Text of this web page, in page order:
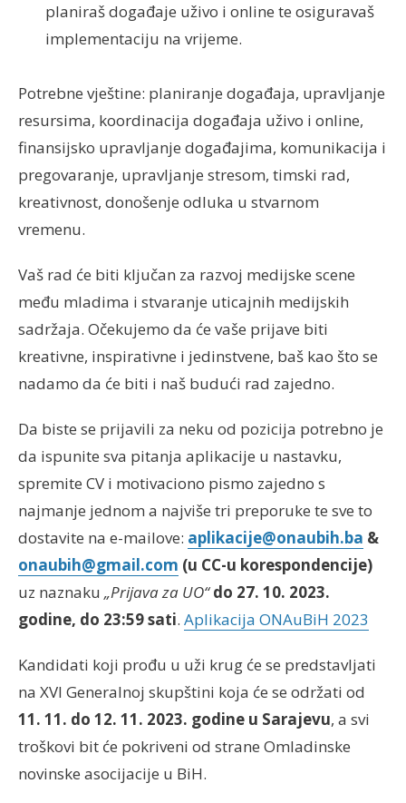
planiraš događaje uživo i online te osiguravaš
implementaciju na vrijeme.
Potrebne vještine: planiranje događaja, upravljanje
resursima, koordinacija događaja uživo i online,
finansijsko upravljanje događajima, komunikacija i
pregovaranje, upravljanje stresom, timski rad,
kreativnost, donošenje odluka u stvarnom
vremenu.
Vaš rad će biti ključan za razvoj medijske scene
među mladima i stvaranje uticajnih medijskih
sadržaja. Očekujemo da će vaše prijave biti
kreativne, inspirativne i jedinstvene, baš kao što se
nadamo da će biti i naš budući rad zajedno.
Da biste se prijavili za neku od pozicija potrebno je
da ispunite sva pitanja aplikacije u nastavku,
spremite CV i motivaciono pismo zajedno s
najmanje jednom a najviše tri preporuke te sve to
dostavite na e-mailove: aplikacije@onaubih.ba &
onaubih@gmail.com (u CC-u korespondencije)
uz naznaku „Prijava za UO“ do 27. 10. 2023.
godine, do 23:59 sati. Aplikacija ONAuBiH 2023
Kandidati koji prođu u uži krug će se predstavljati
na XVI Generalnoj skupštini koja će se održati od
11. 11. do 12. 11. 2023. godine u Sarajevu, a svi
troškovi bit će pokriveni od strane Omladinske
novinske asocijacije u BiH.